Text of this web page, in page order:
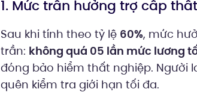
1. Mức trần hưởng trợ cấp
Sau khi tính theo tỷ lệ 60%, mức
trần: không quá 05 lần mức lương
đóng bảo hiểm thất nghiệp. Người
quên kiểm tra giới hạn tối đa.